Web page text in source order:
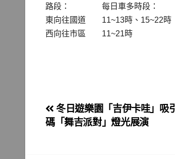
路段： 每日車多時段：
東向往國道 11~13時、15~22時
西向往市區 11~21時
文
章
冬日遊樂園「吉伊卡哇」
碼「舞吉派對」燈光展演